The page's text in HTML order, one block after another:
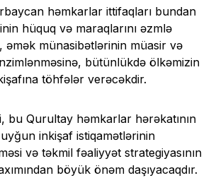
həmkarlar ittifaqları bundan
hüquq və maraqlarını əzmlə
əmək münasibətlərinin müasir və
bütünlükdə ölkəmizin
töhfələr verəcəkdir.
bu Qurultay həmkarlar hərəkatının
uyğun inkişaf istiqamətlərinin
və təkmil fəaliyyət strategiyasının
böyük önəm daşıyacaqdır.